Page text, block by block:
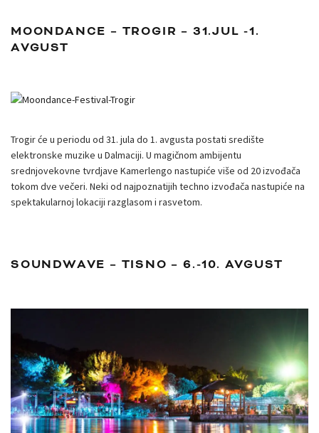
MOONDANCE – TROGIR – 31.JUL -1.
AVGUST
Trogir će u periodu od 31. jula do 1. avgusta postati središte
elektronske muzike u Dalmaciji. U magičnom ambijentu
srednjovekovne tvrdjave Kamerlengo nastupiće više od 20 izvođača
tokom dve večeri. Neki od najpoznatijih techno izvođača nastupiće na
spektakularnoj lokaciji razglasom i rasvetom.
SOUNDWAVE – TISNO – 6.-10. AVGUST